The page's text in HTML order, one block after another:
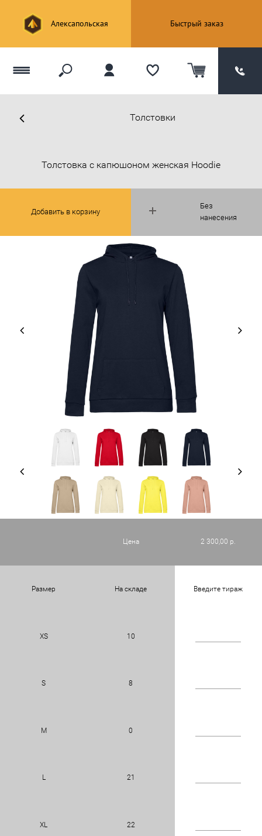
Алексапольская Быстрый заказ
Толстовки
Без
нанесения
Толстовка с капюшоном женская Hoodie
Добавить в корзину
Цена 2 300,00 р.
Размер На складе Введите тираж
XS 10
S 8
M 0
L 21
XL 22